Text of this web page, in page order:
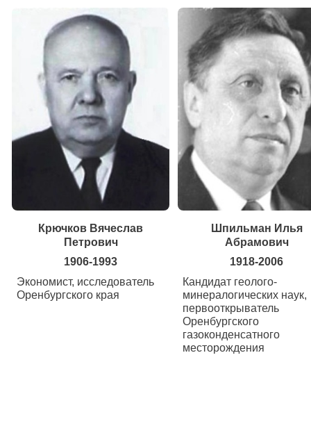
Крючков Вячеслав
Петрович
1906-1993
Экономист, исследователь
Оренбургского края
Шпильман Илья
Абрамович
1918-2006
Кандидат геолого-
минералогических наук,
первооткрыватель
Оренбургского
газоконденсатного
месторождения